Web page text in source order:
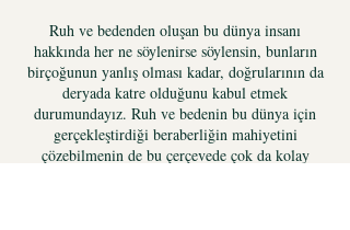
Ruh ve bedenden oluşan bu dünya insanı
hakkında her ne söylenirse söylensin, bunların
birçoğunun yanlış olması kadar, doğrularının da
deryada katre olduğunu kabul etmek
durumundayız. Ruh ve bedenin bu dünya için
gerçekleştirdiği beraberliğin mahiyetini
çözebilmenin de bu çerçevede çok da kolay